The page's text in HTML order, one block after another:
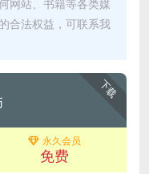
网站、书籍等各类媒
合法权益，可联系我
下载
永久会员
免费